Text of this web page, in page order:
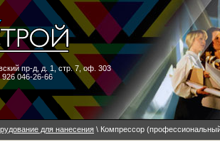
для нанесения \ Компрессор
пр-д, д. 1, стр. 7, оф. 303
926 046-26-66